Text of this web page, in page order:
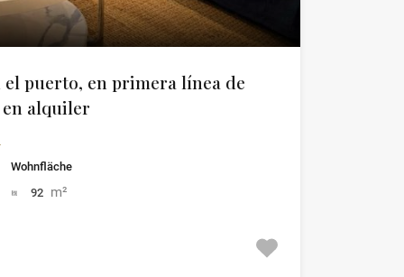
puerto, en primera línea de
alquiler
Wohnfläche
92 m²